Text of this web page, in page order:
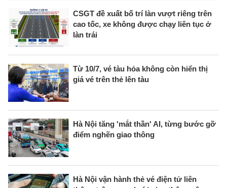
CSGT đề xuất bố trí làn vượt riêng trên
cao tốc, xe không được chạy liên tục ở
làn trái
Từ 10/7, vé tàu hỏa không còn hiển thị
giá vé trên thẻ lên tàu
Hà Nội tăng 'mắt thần' AI, từng bước gỡ
điểm nghẽn giao thông
Hà Nội vận hành thẻ vé điện tử liên